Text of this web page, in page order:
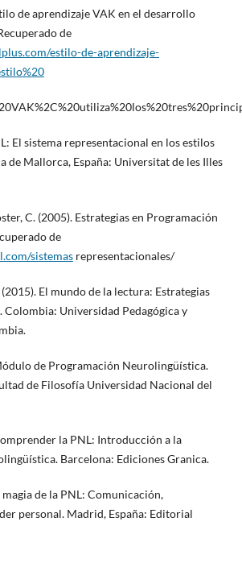
de aprendizaje VAK en el desarrollo
de
estilo-de-aprendizaje-
El sistema representacional en los estilos
de Mallorca, España: Universitat de les Illes
C. (2005). Estrategias en Programación
de
sistemasrepresentacionales/
(2015). El mundo de la lectura: Estrategias
Colombia: Universidad Pedagógica y
de Programación Neurolingüística.
de Filosofía Universidad Nacional del
la PNL: Introducción a la
Barcelona: Ediciones Granica.
de la PNL: Comunicación,
personal. Madrid, España: Editorial